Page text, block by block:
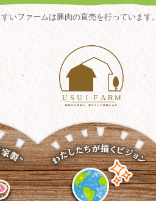
いファームは豚肉の直売を行っています。